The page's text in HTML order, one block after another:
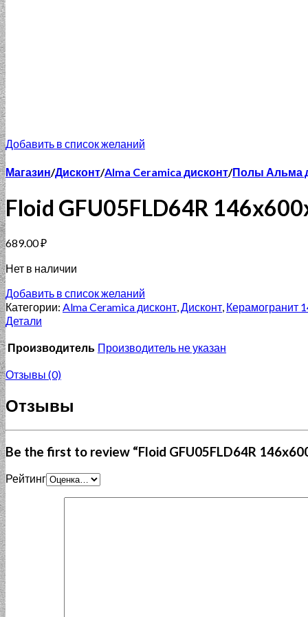
Добавить в список желаний
Магазин/Дисконт/Alma Ceramica дисконт/Полы Альма
Floid GFU05FLD64R
689.00₽
Нет в наличии
Добавить в список желаний
Категории: Alma Ceramica дисконт,Дисконт, Керамогранит
Детали
Производитель Производитель не указан
Отзывы (0)
Отзывы
Be the first to review “Floid GFU05FLD64R
Рейтинг